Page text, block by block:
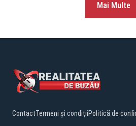
Mai Multe
ContactTermeni și condițiiPolitică de